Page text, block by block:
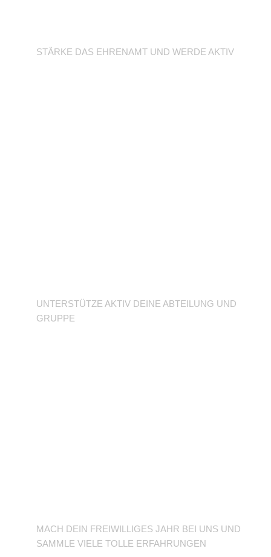
STÄRKE DAS EHRENAMT UND WERDE AKTIV
UNTERSTÜTZE AKTIV DEINE ABTEILUNG UND
GRUPPE
MACH DEIN FREIWILLIGES JAHR BEI UNS UND
SAMMLE VIELE TOLLE ERFAHRUNGEN